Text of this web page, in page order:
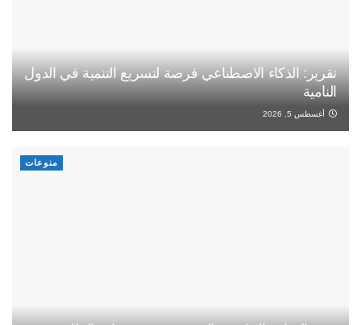
تقرير: الذكاء الاصطناعي فرصة لتسريع التنمية في الدول
النامية
أغسطس 5, 2026
منوعات